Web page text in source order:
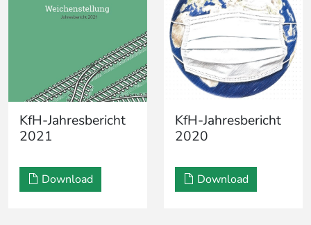
KfH-Jahresbericht
2021
Download
KfH-Jahresbericht
2020
Download